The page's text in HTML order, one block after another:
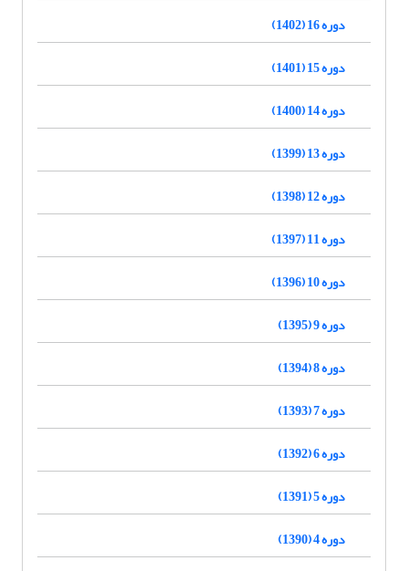
دوره 16 (1402)
دوره 15 (1401)
دوره 14 (1400)
دوره 13 (1399)
دوره 12 (1398)
دوره 11 (1397)
دوره 10 (1396)
دوره 9 (1395)
دوره 8 (1394)
دوره 7 (1393)
دوره 6 (1392)
دوره 5 (1391)
دوره 4 (1390)